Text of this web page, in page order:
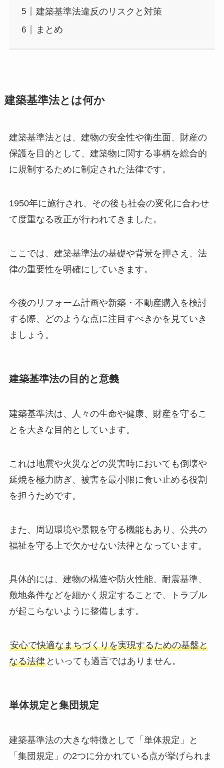
建築基準法違反のリスクと対策
まとめ
建築基準法とは何か
建築基準法とは、建物の安全性や衛生面、財産の
保護を目的として、建築物に関する事柄を総合的
に規制するために制定された法律です。
1950年に施行され、その後も社会の変化に合わせ
て度重なる改正が行われてきました。
ここでは、建築基準法の基礎や背景を押さえ、法
律の重要性を明確にしていきます。
今後のリフォーム計画や新築・不動産購入を検討
する際、どのような点に注目すべきかを見ていき
ましょう。
建築基準法の目的と意義
建築基準法は、人々の生命や健康、財産を守るこ
とを大きな目的としています。
これは地震や火災などの災害時においても倒壊や
延焼を極力防ぎ、被害を最小限に食い止める役割
を担うためです。
また、周辺環境や景観を守る機能もあり、公共の
福祉を守る上で欠かせない法律となっています。
具体的には、建物の構造や防火性能、耐震基準、
敷地条件などを細かく規定することで、トラブル
が起こらないように整備します。
安心で快適なまちづくりを実現するための基盤と
なる法律といっても過言ではありません。
単体規定と集団規定
建築基準法の大きな特徴として「単体規定」と
「集団規定」の2つに分かれている点が挙げられま